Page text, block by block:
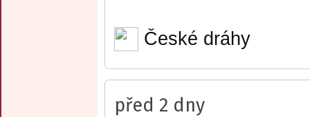
České dráhy
před 2 dny